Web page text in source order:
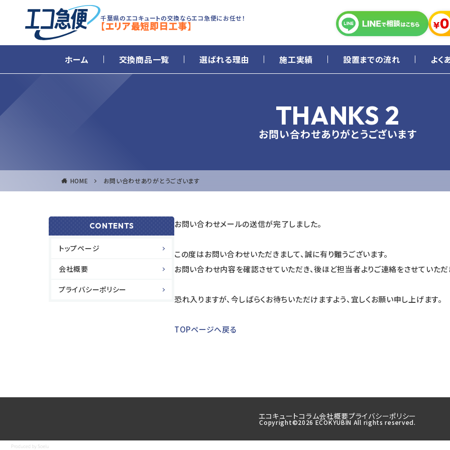
千葉県のエコキュートの交換ならエコ急便にお任せ！
【エリア最短即日工事】
ホーム 交換商品一覧 選ばれる理由 施工実績 設置までの流れ よく
お問い合わせありがとうございます
THANKS 2
HOME お問い合わせありがとうございます
お問い合わせメールの送信が完了しました。
この度はお問い合わせいただきまして、誠に有り難うございます。
お問い合わせ内容を確認させていただき、後ほど担当者よりご連絡をさせていただ
恐れ入りますが、今しばらくお待ちいただけますよう、宜しくお願い申し上げます。
TOPページへ戻る
CONTENTS
トップページ
会社概要
プライバシーポリシー
エコキュートコラム会社概要プライバシーポリシー
Copyright©2026 ECOKYUBIN All rights reserved.